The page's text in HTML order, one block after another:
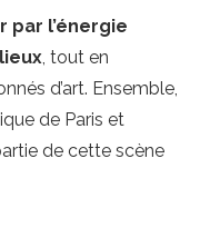
par l’énergie
, tout en
d’art. Ensemble,
de Paris et
de cette scène